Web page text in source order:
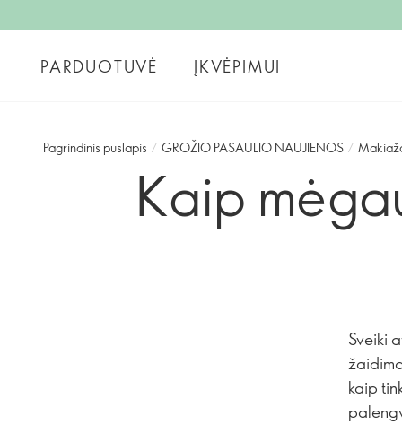
PARDUOTUVĖ ĮKVĖPIMUI
Pagrindinis puslapis / GROŽIO PASAULIO NAUJIENOS /
Kaip
Sveiki
kaip